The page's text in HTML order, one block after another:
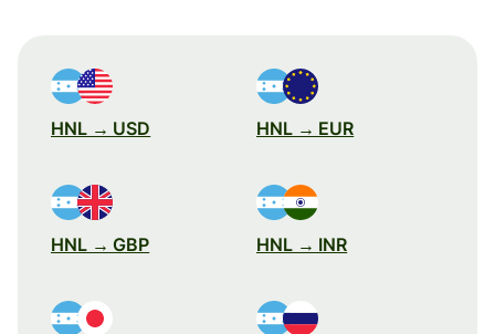
HNL → USD HNL → EUR
HNL → GBP HNL → INR